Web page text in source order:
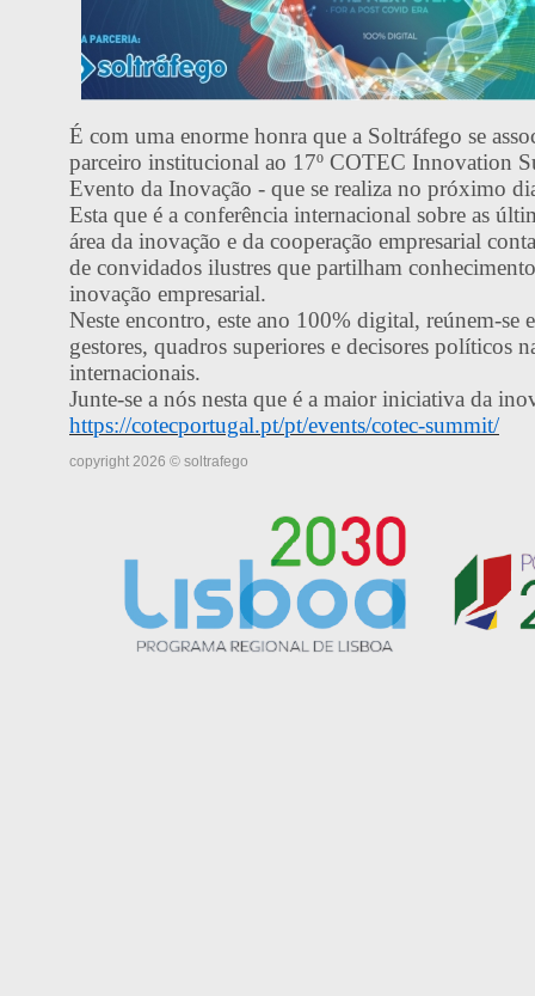
É com uma enorme honra que a Soltráfego se
parceiro institucional ao 17º COTEC Innovation
Evento da Inovação - que se realiza no próximo
Esta que é a conferência internacional sobre as
área da inovação e da cooperação empresarial
de convidados ilustres que partilham
inovação empresarial.
Neste encontro, este ano 100% digital, reúnem-se
gestores, quadros superiores e decisores políticos
internacionais.
Junte-se a nós nesta que é a maior iniciativa da
https://cotecportugal.pt/pt/events/cotec-summit/
copyright 2026 © soltrafego